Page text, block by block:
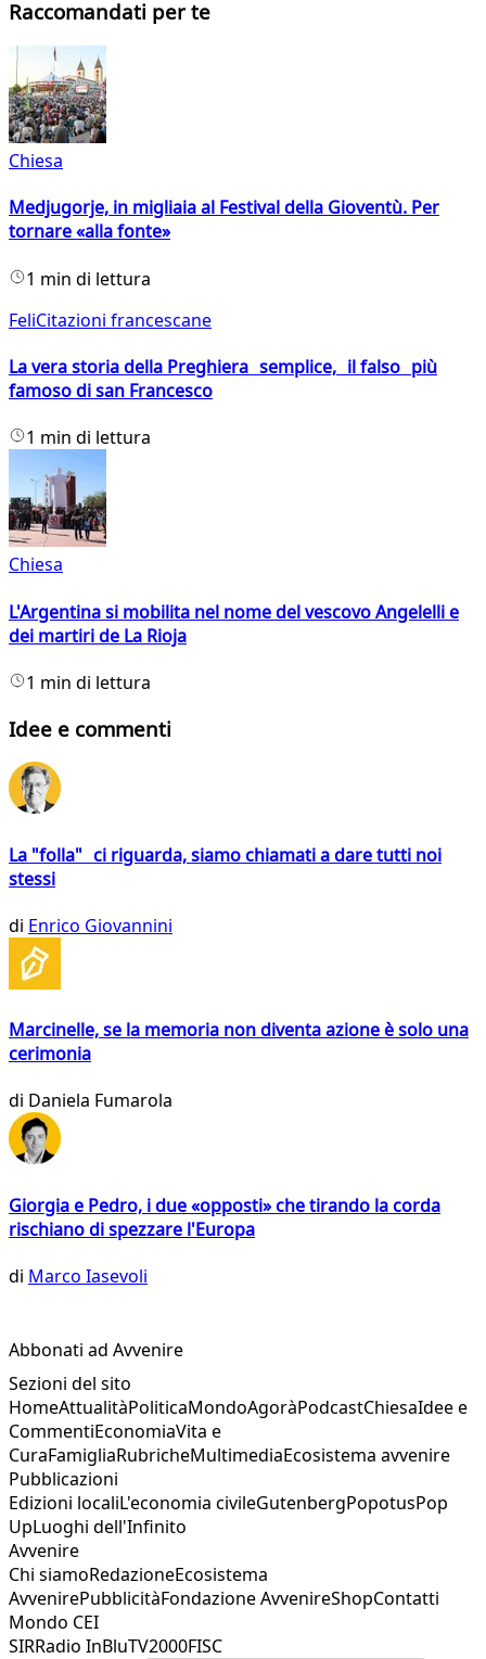
Raccomandati per te
Chiesa
Medjugorje, in migliaia al Festival della Gioventù. Per
tornare «alla fonte»
1 min di lettura
FeliCitazioni francescane
La vera storia della Preghiera semplice, il falso più
famoso di san Francesco
1 min di lettura
Chiesa
L'Argentina si mobilita nel nome del vescovo Angelelli e
dei martiri de La Rioja
1 min di lettura
Idee e commenti
La "folla" ci riguarda, siamo chiamati a dare tutti noi
stessi
di Enrico Giovannini
Marcinelle, se la memoria non diventa azione è solo una
cerimonia
di Daniela Fumarola
Giorgia e Pedro, i due «opposti» che tirando la corda
rischiano di spezzare l'Europa
di Marco Iasevoli
Abbonati ad Avvenire
Sezioni del sito
HomeAttualitàPoliticaMondoAgoràPodcastChiesaIdee e
CommentiEconomiaVita e
CuraFamigliaRubricheMultimediaEcosistema avvenire
Pubblicazioni
Edizioni localiL'economia civileGutenbergPopotusPop
UpLuoghi dell'Infinito
Avvenire
Chi siamoRedazioneEcosistema
AvvenirePubblicitàFondazione AvvenireShopContatti
Mondo CEI
SIRRadio InBluTV2000FISC